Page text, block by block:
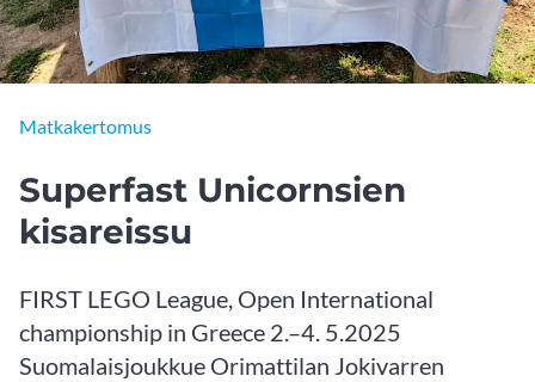
Matkakertomus
Superfast Unicornsien
kisareissu
FIRST LEGO League, Open International
championship in Greece 2.–4. 5.2025
Suomalaisjoukkue Orimattilan Jokivarren